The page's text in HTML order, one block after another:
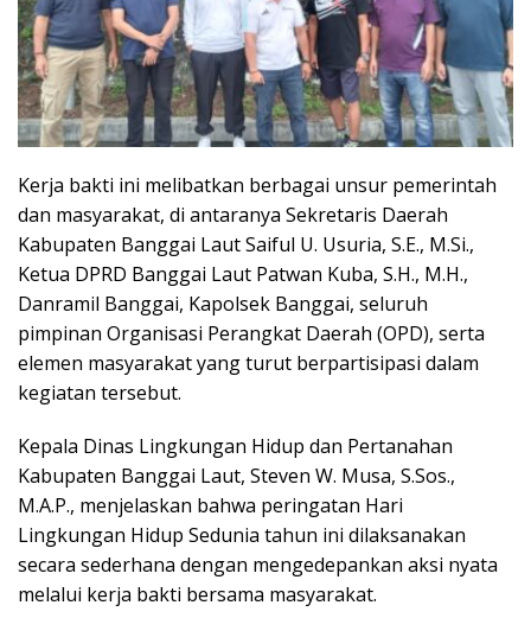
Kerja bakti ini melibatkan berbagai unsur pemerintah
dan masyarakat, di antaranya Sekretaris Daerah
Kabupaten Banggai Laut Saiful U. Usuria, S.E., M.Si.,
Ketua DPRD Banggai Laut Patwan Kuba, S.H., M.H.,
Danramil Banggai, Kapolsek Banggai, seluruh
pimpinan Organisasi Perangkat Daerah (OPD), serta
elemen masyarakat yang turut berpartisipasi dalam
kegiatan tersebut.
Kepala Dinas Lingkungan Hidup dan Pertanahan
Kabupaten Banggai Laut, Steven W. Musa, S.Sos.,
M.A.P., menjelaskan bahwa peringatan Hari
Lingkungan Hidup Sedunia tahun ini dilaksanakan
secara sederhana dengan mengedepankan aksi nyata
melalui kerja bakti bersama masyarakat.